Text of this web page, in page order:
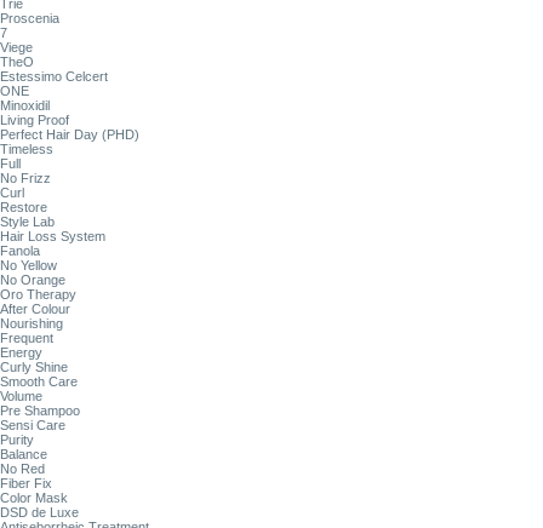
Trie
Proscenia
7
Viege
TheO
Estessimo Celcert
ONE
Minoxidil
Living Proof
Perfect Hair Day (PHD)
Timeless
Full
No Frizz
Curl
Restore
Style Lab
Hair Loss System
Fanola
No Yellow
No Orange
Oro Therapy
After Colour
Nourishing
Frequent
Energy
Curly Shine
Smooth Care
Volume
Pre Shampoo
Sensi Care
Purity
Balance
No Red
Fiber Fix
Color Mask
DSD de Luxe